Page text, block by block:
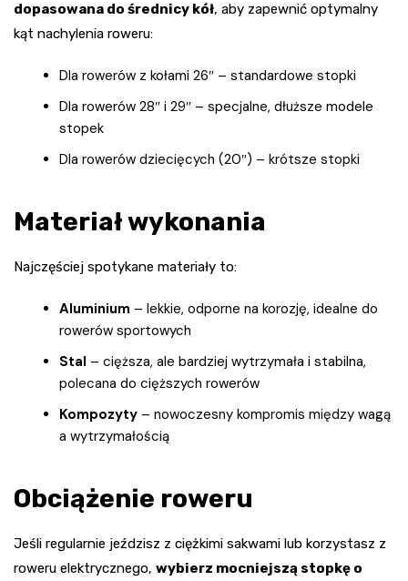
dopasowana do średnicy kół, aby zapewnić optymalny
kąt nachylenia roweru:
Dla rowerów z kołami 26″ – standardowe stopki
Dla rowerów 28″ i 29″ – specjalne, dłuższe modele
stopek
Dla rowerów dziecięcych (20″) – krótsze stopki
Materiał wykonania
Najczęściej spotykane materiały to:
Aluminium – lekkie, odporne na korozję, idealne do
rowerów sportowych
Stal – cięższa, ale bardziej wytrzymała i stabilna,
polecana do cięższych rowerów
Kompozyty – nowoczesny kompromis między wagą
a wytrzymałością
Obciążenie roweru
Jeśli regularnie jeździsz z ciężkimi sakwami lub korzystasz z
roweru elektrycznego, wybierz mocniejszą stopkę o